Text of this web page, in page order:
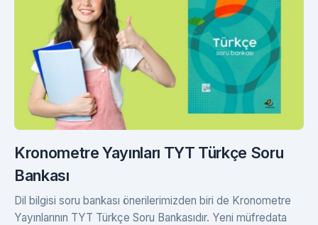
Kronometre Yayınları TYT Türkçe Soru
Bankası
Dil bilgisi soru bankası önerilerimizden biri de Kronometre
Yayınlarının TYT Türkçe Soru Bankasıdır. Yeni müfredata